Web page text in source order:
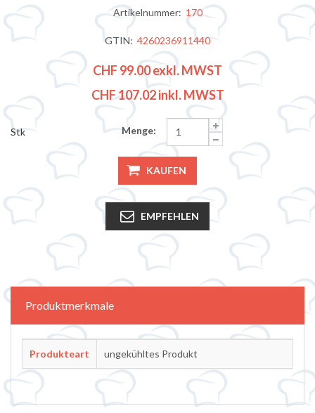
Artikelnummer: 170
GTIN: 4260236911440
CHF 99.00exkl. MWST
CHF 107.02 inkl. MWST
Menge:
Stk
KAUFEN
EMPFEHLEN
Produktmerkmale
AttributbezeichnungAttributwert
Produkteart ungekühltes Produkt